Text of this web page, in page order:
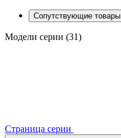
Сопутствующие товары
Модели серии (31)
Страница серии